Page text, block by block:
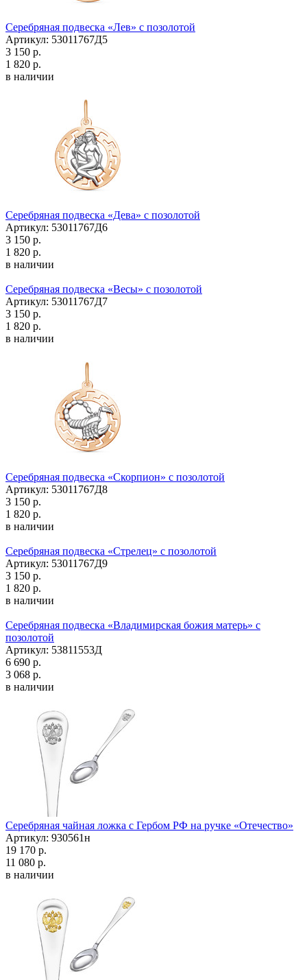
Серебряная подвеска «Лев» с позолотой
Артикул: 53011767Д5
3 150 р.
1 820 р.
в наличии
Серебряная подвеска «Дева» с позолотой
Артикул: 53011767Д6
3 150 р.
1 820 р.
в наличии
Серебряная подвеска «Весы» с позолотой
Артикул: 53011767Д7
3 150 р.
1 820 р.
в наличии
Серебряная подвеска «Скорпион» с позолотой
Артикул: 53011767Д8
3 150 р.
1 820 р.
в наличии
Серебряная подвеска «Стрелец» с позолотой
Артикул: 53011767Д9
3 150 р.
1 820 р.
в наличии
Серебряная подвеска «Владимирская божия матерь» с
позолотой
Артикул: 53811553Д
6 690 р.
3 068 р.
в наличии
Серебряная чайная ложка с Гербом РФ на ручке «Отечество»
Артикул: 930561н
19 170 р.
11 080 р.
в наличии